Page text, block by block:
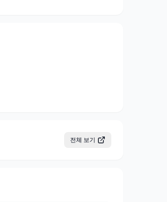
전체 보기